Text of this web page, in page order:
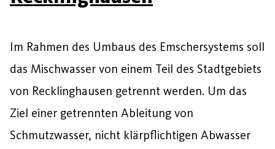
Im Rahmen des Umbaus des Emschersystems soll
das Mischwasser von einem Teil des Stadtgebiets
von Recklinghausen getrennt werden. Um das
Ziel einer getrennten Ableitung von
Schmutzwasser, nicht klärpflichtigen Abwasser